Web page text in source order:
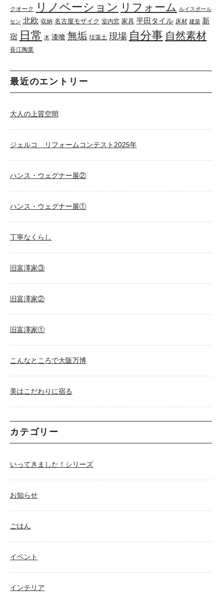
クオーク リノベーション リフォーム ルイスポール
セン 北欧 収納 名古屋モザイク 室内窓 家具 平田タイル 床材 建築 新
宿 日常 木 漆喰 無垢 珪藻土 現場 自分事 自然素材
長江陶業
最近のエントリー
大人の上質空間
ジェルコ リフォームコンテスト2025年
ハンス・ウェグナー展②
ハンス・ウェグナー展①
丁寧なくらし
旧富澤家③
旧富澤家②
旧富澤家①
こんなところで大阪万博
美はこだわりに宿る
カテゴリー
いってきました！シリーズ
お知らせ
ごはん
イベント
インテリア